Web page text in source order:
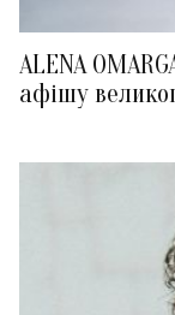
ALENA
афішу